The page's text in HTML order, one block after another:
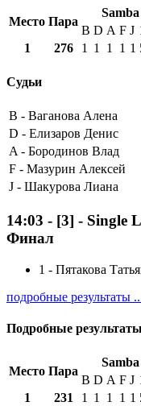
Место Пара
Samba
B D A F J
1
276 1 1 1 1 1
Судьи
B - Ваганова Алена
D - Елизаров Денис
A - Бородинов Влад
F - Мазурин Алексей
J - Шакурова Лиана
14:03 - [3] - Single
Финал
1 - Пятакова
подробные результаты
Подробные результаты
Место Пара
Samba
B D A F J
1
231 1 1 1 1 1